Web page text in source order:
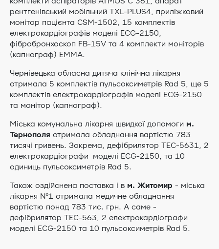
рентгенівський мобільний TXL-PLUS4, приліжковий
монітор пацієнта CSM-1502, 15 комплектів
електрокардіографів моделі ЕСG-2150,
фібробронхоскоп FB-15V та 4 комплекти моніторів
(капнограф) ЕММА.
Чернівецька обласна дитяча клінічна лікарня
отримала 5 комплектів пульсоксиметрів Rad 5, ще 5
комплектів електрокардіографів моделі ЕСG-2150
та монітор (капнограф).
Міська комунальна лікарня швидкої допомоги м.
Тернополя отримала обладнання вартістю 783
тисячі гривень. Зокрема, дефібрилятор TEC-5631, 2
електрокардіографи моделі ЕСG-2150, та 10
одиниць пульсоксиметрів Rad 5.
Також оздійснена поставка і в м. Житомир - міська
лікарня №1 отримала медичне обладнання
вартістю понад 783 тис. грн. А саме -
дефібрилятор TEC-563, 2 електрокардіографи
моделі ЕСG-2150 та 10 пульсоксиметрів Rad 5.